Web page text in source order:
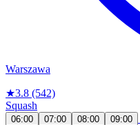
Warszawa
★3.8 (542)
Squash
06:00 07:00 08:00 09:00